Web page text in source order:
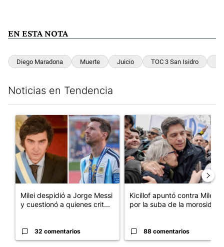
EN ESTA NOTA
Diego Maradona Muerte Juicio TOC 3 San Isidro
Noticias en Tendencia
Un artículo de tendencia con el título "Milei despidió a Jorge
Milei despidió a Jorge Messi
y cuestionó a quienes crit...
32 comentarios
Un artículo de tendencia con
Kicillof apuntó contra Milei
por la suba de la morosida...
88 comentarios